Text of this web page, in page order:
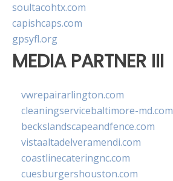
soultacohtx.com
capishcaps.com
gpsyfl.org
MEDIA PARTNER III
vwrepairarlington.com
cleaningservicebaltimore-md.com
beckslandscapeandfence.com
vistaaltadelveramendi.com
coastlinecateringnc.com
cuesburgershouston.com